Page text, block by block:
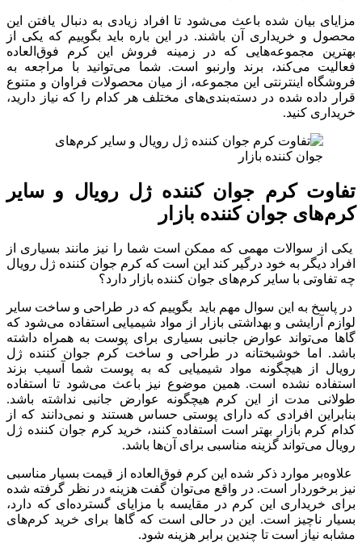
مزایای بیان شده باعث می‌شود تا افراد زیادی به‌ دنبال یافتن این
محصول و خریداری آن باشند. در این باره باید بگوییم که یکی از
بهترین مجموعه‌هایی که در زمینه فروش این کرم فوق‌العاده
فعالیت می‌کند، برند وارنبو است. شما می‌توانید با مراجعه به
فروشگاه اینترنتی این مجموعه، از میان محصولات فراوان و متنوع
قرار داده‌ شده در دسته‌بندی‌های مختلف هر کدام را که نیاز دارید،
خریداری کنید‌.
تفاوت کرم جوان کننده ژل رویال و سایر
کرم‌های جوان کننده بازار
یکی از سوالات مهمی که ممکن است شما را نیز مانند بسیاری از
افراد دیگر به خود درگیر کند این است که کرم جوان کننده ژل رویال
چه تفاوتی با سایر کرم‌های جوان‌ کننده بازار دارد؟
در پاسخ به این سوال مهم باید بگوییم که در طراحی و ساخت سایر
لوازم آرایشی و بهداشتی بازار از مواد شیمیایی استفاده می‌شود که
گاها می‌تواند عوارض جانبی بسیاری برای پوست به‌ همراه داشته
باشد. اما خوشبختانه در طراحی و ساخت کرم جوان‌ کننده ژل
رویال از هیچگونه مواد شیمیایی که به پوست شما آسیب بزند
استفاده نشده است. همین موضوع نیز باعث می‌شود تا استفاده
طولانی‌ مدت از این کرم هیچگونه عوارض جانبی نداشته باشد.
بنابراین افرادی که دارای پوستی حساس هستند و نمی‌دانند که از
کدام کرم بازار بهتر است استفاده کنند، خرید کرم جوان کننده ژل
رویال می‌تواند گزینه مناسبی برای آن‌ها باشد.
علاوه‌بر موارد ذکر شده این کرم فوق‌العاده از قیمت بسیار مناسبی
نیز برخوردار است. در واقع می‌توان گفت هزینه در نظر گرفته شده
برای خریداری این کرم در مقایسه با مزایای گسترده‌ای که دارد،
بسیار ناچیز است. این در حالی است که گاها برای خرید کرم‌های
مشابه نیاز است تا چندین برابر هزینه شود.